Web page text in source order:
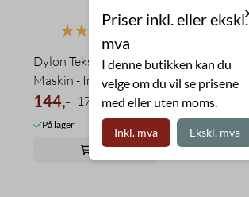
Karakter: 5.0 av 5 mulige
Dylon Tekstilfarge
Maskin - Intense Black
144,- 179,-
På lager
Kjøp
Priser inkl. eller ekskl.
mva
I denne butikken kan du
velge om du vil se prisene
med eller uten moms.
Inkl. mva Ekskl. mva